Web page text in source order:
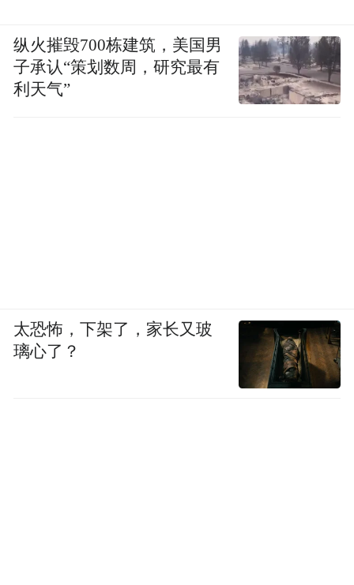
纵火摧毁700栋建筑，美国男
子承认“策划数周，研究最有
利天气”
太恐怖，下架了，家长又玻
璃心了？